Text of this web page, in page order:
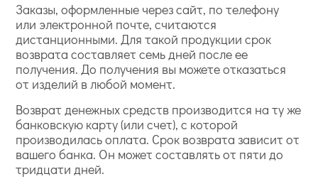
Заказы, оформленные через сайт, по телефону
или электронной почте, считаются
дистанционными. Для такой продукции срок
возврата составляет семь дней после ее
получения. До получения вы можете отказаться
от изделий в любой момент.
Возврат денежных средств производится на ту же
банковскую карту (или счет), с которой
производилась оплата. Срок возврата зависит от
вашего банка. Он может составлять от пяти до
тридцати дней.